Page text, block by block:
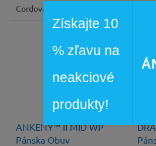
Cordovan Squash
ANKENY™ II MID WP
Pánska Obuv
Získajte 10
% zľavu na
neakciové
produkty!